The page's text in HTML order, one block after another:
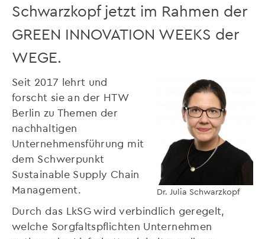
Schwarzkopf jetzt im Rahmen der
GREEN INNOVATION WEEKS der
WEGE.
Dr. Julia Schwarzkopf
Seit 2017 lehrt und
forscht sie an der HTW
Berlin zu Themen der
nachhaltigen
Unternehmensführung mit
dem Schwerpunkt
Sustainable Supply Chain
Management.
Durch das LkSG wird verbindlich geregelt,
welche Sorgfaltspflichten Unternehmen